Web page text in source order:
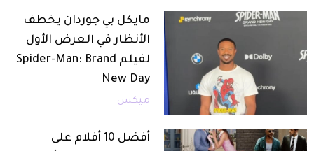
مايكل بي جوردان يخطف
الأنظار في العرض الأول
لفيلم Spider-Man: Brand
New Day
ميكس
أفضل 10 أفلام على